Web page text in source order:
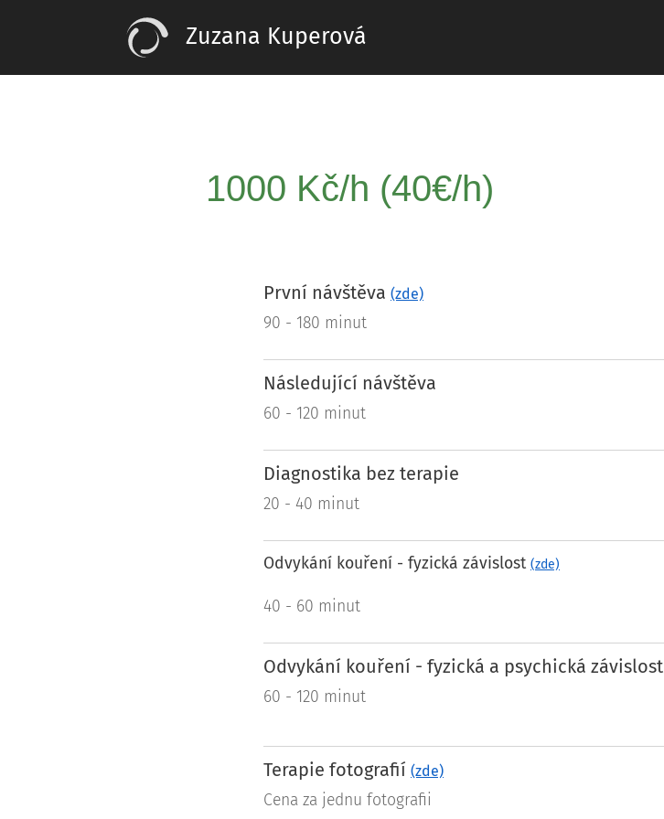
Zuzana Kuperová
1000 Kč/h (40€/h)
První návštěva (zde)
90 - 180 minut
Následující návštěva
60 - 120 minut
Diagnostika bez terapie
20 - 40 minut
Odvykání kouření - fyzická závislost (zde)
40 - 60 minut
Odvykání kouření - fyzická a psychická závislost
60 - 120 minut
Terapie fotografií (zde)
Cena za jednu fotografii